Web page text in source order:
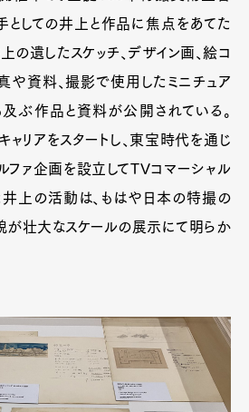
としての井上と作品に焦点をあてた
の遺したスケッチ、デザイン画、絵コ
や資料、撮影で使用したミニチュア
ぶ作品と資料が公開されている。
リアをスタートし、東宝時代を通じ
ファ企画を設立してTVコマーシャル
上の活動は、もはや日本の特撮の
が壮大なスケールの展示にて明らか